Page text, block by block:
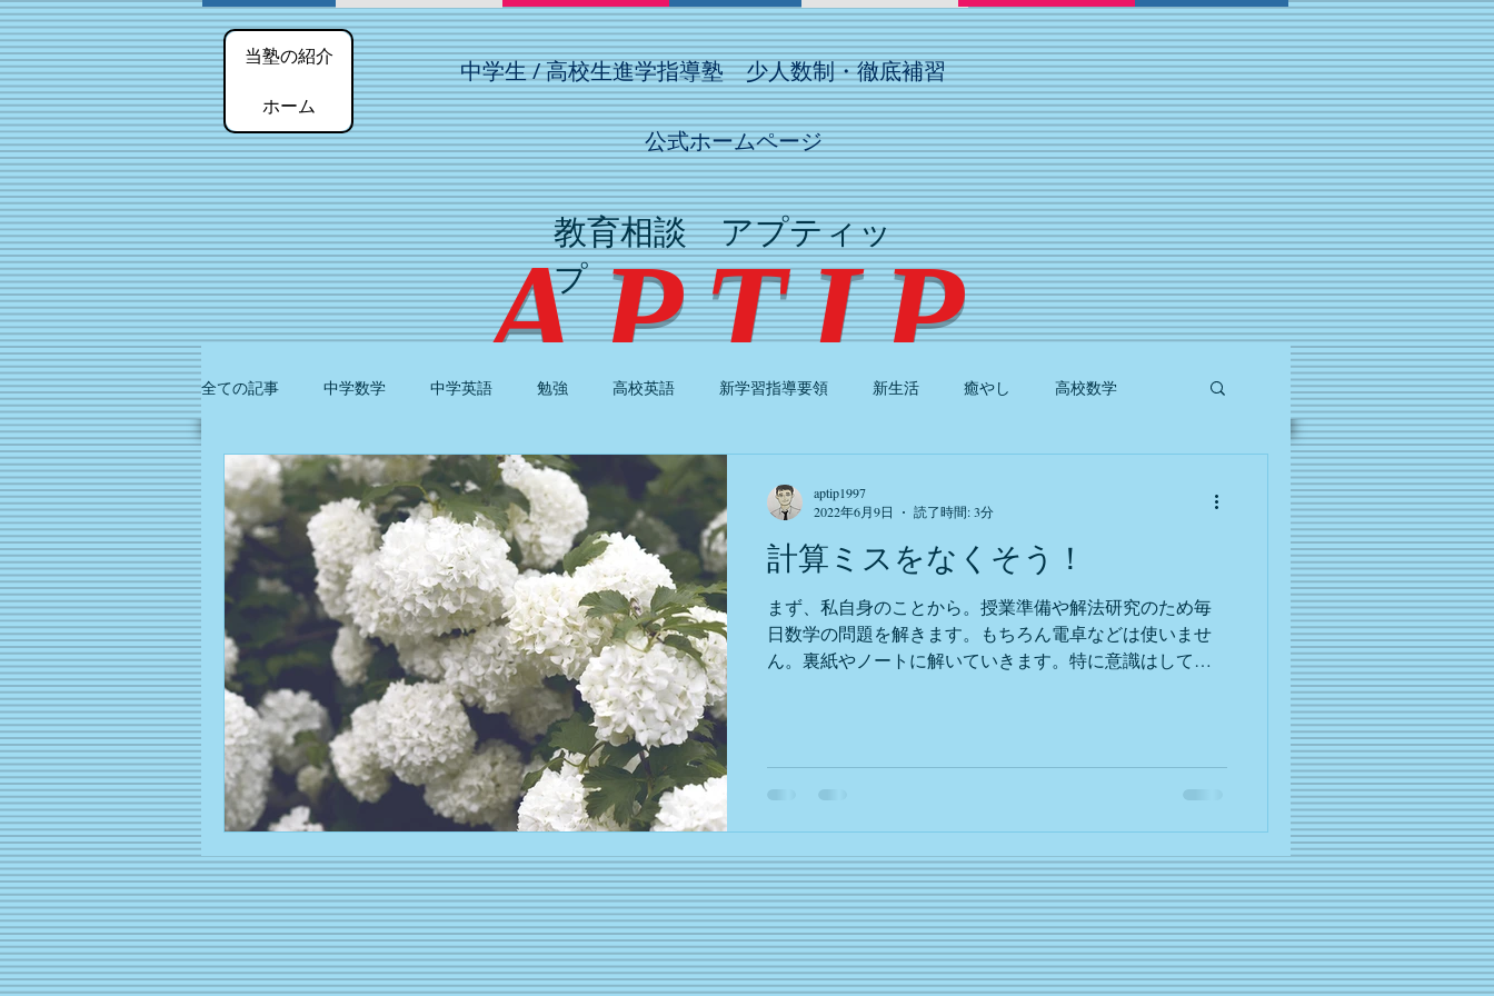
当塾の紹介
ホーム
中学生 / 高校生進学指導塾 少人数制・徹底補習
公式ホームページ
教育相談 アプティッ
プ
​ APTIP
全ての記事 中学数学 中学英語 勉強 高校英語 新学習指導要領 新生活 癒やし 高校数学
単語 覚え方 暗記法 歴史 連立方程式 地理
計算ミスをなくそう！
まず、私自身のことから。授業準備や解法研究のため毎
日数学の問題を解きます。もちろん電卓などは使いませ
ん。裏紙やノートに解いていきます。特に意識はしてい
aptip1997
2022年6月9日
読了時間: 3分